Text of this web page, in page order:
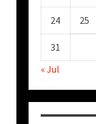
24 25
31
« Jul